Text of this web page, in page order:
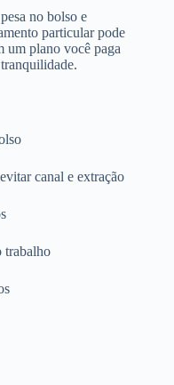
no bolso e
particular pode
um plano você paga
canal e extração
trabalho